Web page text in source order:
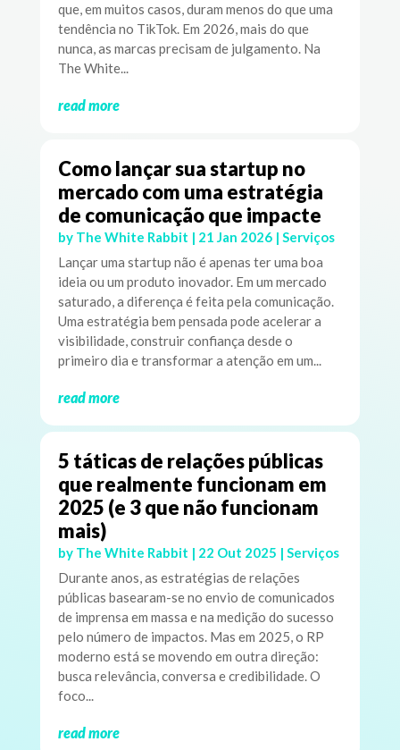
que, em muitos casos, duram menos do que uma
tendência no TikTok. Em 2026, mais do que
nunca, as marcas precisam de julgamento. Na
The White...
read more
Como lançar sua startup no
mercado com uma estratégia
de comunicação que impacte
by The White Rabbit | 21 Jan 2026| Serviços
Lançar uma startup não é apenas ter uma boa
ideia ou um produto inovador. Em um mercado
saturado, a diferença é feita pela comunicação.
Uma estratégia bem pensada pode acelerar a
visibilidade, construir confiança desde o
primeiro dia e transformar a atenção em um...
read more
5 táticas de relações públicas
que realmente funcionam em
2025 (e 3 que não funcionam
mais)
by The White Rabbit | 22 Out 2025 | Serviços
Durante anos, as estratégias de relações
públicas basearam-se no envio de comunicados
de imprensa em massa e na medição do sucesso
pelo número de impactos. Mas em 2025, o RP
moderno está se movendo em outra direção:
busca relevância, conversa e credibilidade. O
foco...
read more